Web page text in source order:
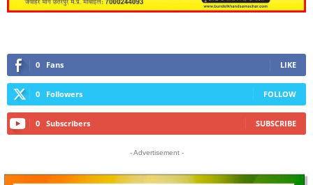
0 Fans LIKE
0 Followers FOLLOW
0 Subscribers SUBSCRIBE
- Advertisement -